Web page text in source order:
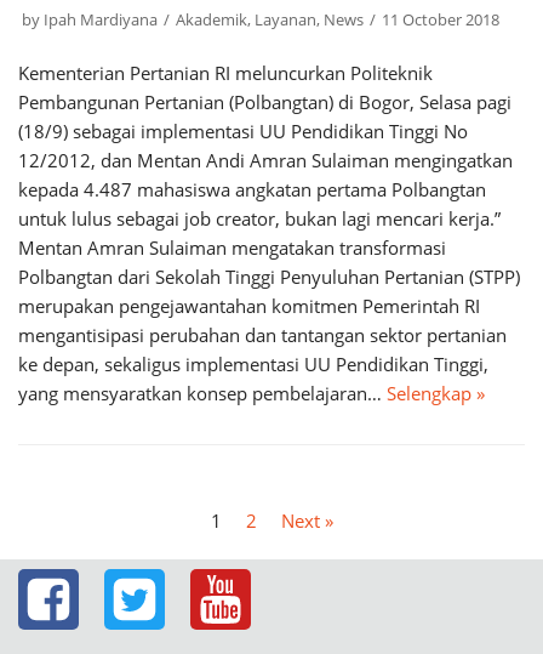
by Ipah Mardiyana Akademik, Layanan, News 11 October 2018
Kementerian Pertanian RI meluncurkan Politeknik
Pembangunan Pertanian (Polbangtan) di Bogor, Selasa pagi
(18/9) sebagai implementasi UU Pendidikan Tinggi No
12/2012, dan Mentan Andi Amran Sulaiman mengingatkan
kepada 4.487 mahasiswa angkatan pertama Polbangtan
untuk lulus sebagai job creator, bukan lagi mencari kerja.”
Mentan Amran Sulaiman mengatakan transformasi
Polbangtan dari Sekolah Tinggi Penyuluhan Pertanian (STPP)
merupakan pengejawantahan komitmen Pemerintah RI
mengantisipasi perubahan dan tantangan sektor pertanian
ke depan, sekaligus implementasi UU Pendidikan Tinggi,
yang mensyaratkan konsep pembelajaran… Selengkap »
1 2 Next »